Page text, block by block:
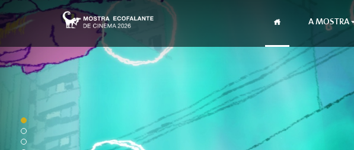
A MOSTRA